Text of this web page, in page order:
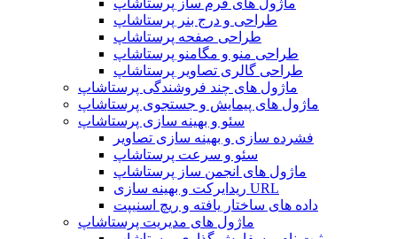
طراحی و درج بنر پرستاشاپ
طراحی صفحه پرستاشاپ
طراحی منو و مگامنو پرستاشاپ
طراحی گالری تصاویر پرستاشاپ
ماژول های چند فروشندگی پرستاشاپ
ماژول های پیمایش و جستجوی پرستاشاپ
سئو و بهینه سازی پرستاشاپ
فشرده سازی و بهینه سازی تصاویر
سئو و سرعت پرستاشاپ
ماژول های انجمن ساز پرستاشاپ
ریدایرکت و بهینه سازی URL
داده های ساختار یافته و ریچ اسنیپت
ماژول های مدیریت پرستاشاپ